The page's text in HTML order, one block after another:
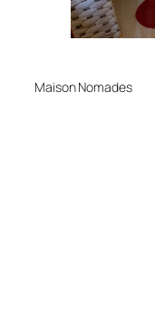
Maison Nomades